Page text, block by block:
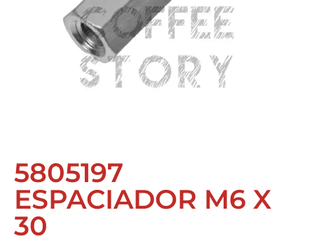
5805197
ESPACIADOR M6 X
30